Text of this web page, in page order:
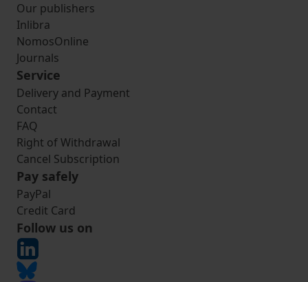
Our publishers
Inlibra
NomosOnline
Journals
Service
Delivery and Payment
Contact
FAQ
Right of Withdrawal
Cancel Subscription
Pay safely
PayPal
Credit Card
Follow us on